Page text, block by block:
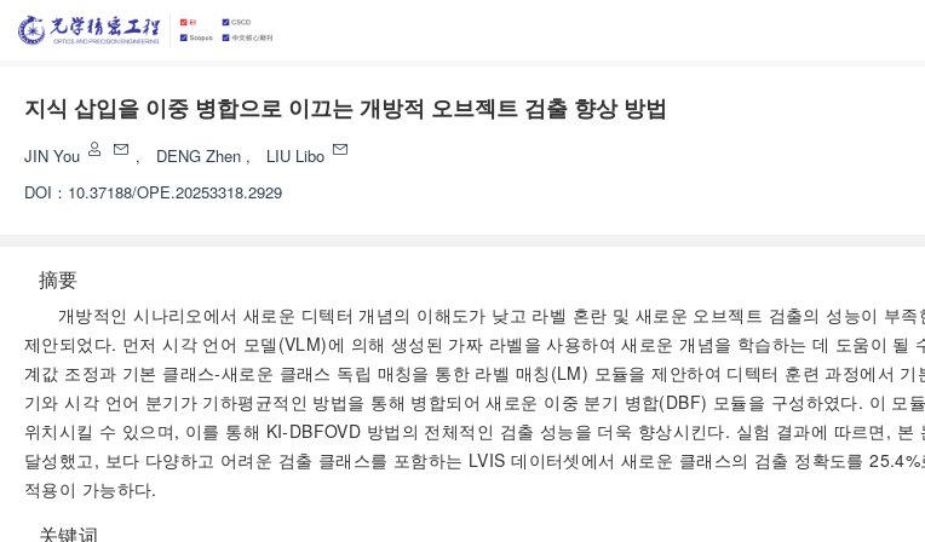
지식 삽입을 이중 병합으로 이끄는 개방적 오브젝트 검출 향상 방법
JIN You , DENG Zhen ,
LIU Libo
DOI： 10.37188/OPE.20253318.2929
摘要
개방적인 시나리오에서 새로운 디텍터 개념의 이해도가 낮고 라벨 혼란 및 새로운 오브젝트 검출의 성능이 부
제안되었다. 먼저 시각 언어 모델(VLM)에 의해 생성된 가짜 라벨을 사용하여 새로운 개념을 학습하는 데 도움이
계값 조정과 기본 클래스-새로운 클래스 독립 매칭을 통한 라벨 매칭(LM) 모듈을 제안하여 디텍터 훈련 과정에서
기와 시각 언어 분기가 기하평균적인 방법을 통해 병합되어 새로운 이중 분기 병합(DBF) 모듈을 구성하였다. 이
위치시킬 수 있으며, 이를 통해 KI-DBFOVD 방법의 전체적인 검출 성능을 더욱 향상시킨다. 실험 결과에 따르면,
달성했고, 보다 다양하고 어려운 검출 클래스를 포함하는 LVIS 데이터셋에서 새로운 클래스의 검출 정확도를
적용이 가능하다.
关键词